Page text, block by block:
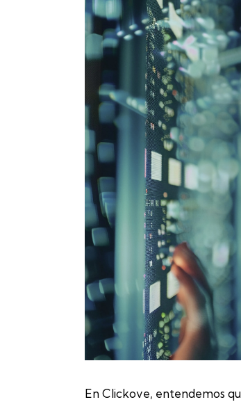
En Clickove, entendemos